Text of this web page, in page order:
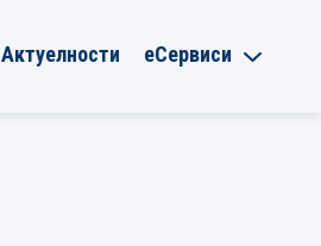
Актуелности еСервиси